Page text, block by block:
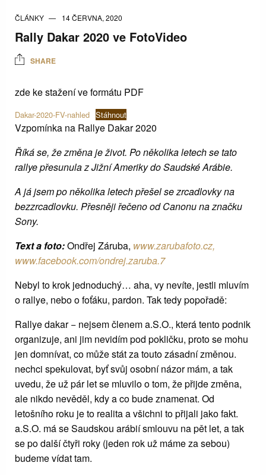
ČLÁNKY 14 ČERVNA, 2020
Rally Dakar 2020 ve FotoVideo
SHARE
zde ke stažení ve formátu PDF
Dakar-2020-FV-nahled Stáhnout
Vzpomínka na Rallye Dakar 2020
Říká se, že změna je život. Po několika letech se tato
rallye přesunula z Jižní Ameriky do Saudské Arábie.
A já jsem po několika letech přešel se zrcadlovky na
bezzrcadlovku. Přesněji řečeno od Canonu na značku
Sony.
Text a foto:Ondřej Záruba, www.zarubafoto.cz,
www.facebook.com/ondrej.zaruba.7
Nebyl to krok jednoduchý… aha, vy nevíte, jestli mluvím
o rallye, nebo o foťáku, pardon. Tak tedy popořadě:
Rallye dakar − nejsem členem a.S.O., která tento podnik
organizuje, ani jim nevidím pod pokličku, proto se mohu
jen domnívat, co může stát za touto zásadní změnou.
nechci spekulovat, byť svůj osobní názor mám, a tak
uvedu, že už pár let se mluvilo o tom, že přijde změna,
ale nikdo nevěděl, kdy a co bude znamenat. Od
letošního roku je to realita a všichni to přijali jako fakt.
a.S.O. má se Saudskou arábií smlouvu na pět let, a tak
se po další čtyři roky (jeden rok už máme za sebou)
budeme vídat tam.